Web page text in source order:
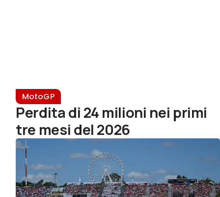
MotoGP
Perdita di 24 milioni nei primi
tre mesi del 2026